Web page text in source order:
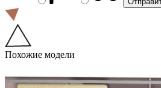
Похожие модели